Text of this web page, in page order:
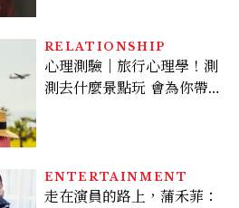
看點懶人包
RELATIONSHIP
心理測驗｜旅行心理學！測
測去什麼景點玩 會為你帶來
ENTERTAINMENT
走在演員的路上，蒲禾菲：